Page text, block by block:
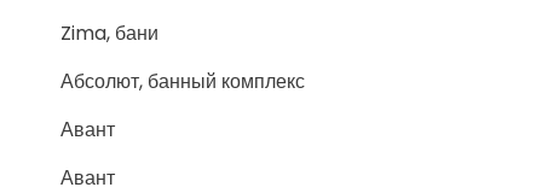
Zima, бани
Абсолют, банный комплекс
Авант
Авант